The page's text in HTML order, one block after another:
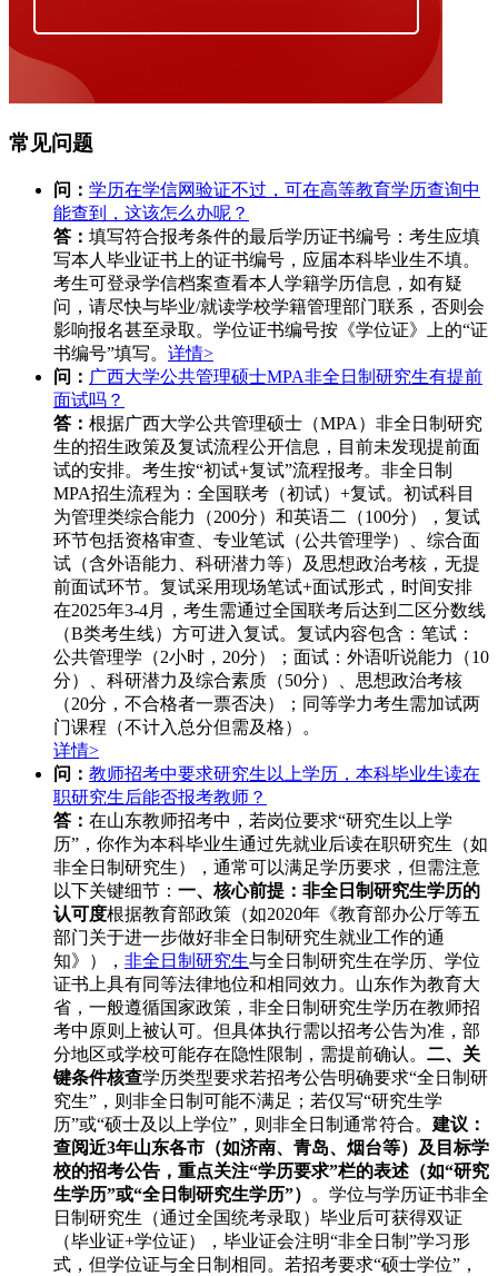
常见问题
问： 学历在学信网验证不过，可在高等教育学历查询中
能查到，这该怎么办呢？
答： 填写符合报考条件的最后学历证书编号：考生应填
写本人毕业证书上的证书编号，应届本科毕业生不填。
考生可登录学信档案查看本人学籍学历信息，如有疑
问，请尽快与毕业/就读学校学籍管理部门联系，否则会
影响报名甚至录取。学位证书编号按《学位证》上的“证
书编号”填写。 详情>
问： 广西大学公共管理硕士MPA非全日制研究生有提前
面试吗？
答： 根据广西大学公共管理硕士（MPA）非全日制研究
生的招生政策及复试流程公开信息，目前未发现提前面
试的安排。考生按“初试+复试”流程报考。非全日制
MPA招生流程为：全国联考（初试）+复试。初试科目
为管理类综合能力（200分）和英语二（100分），复试
环节包括资格审查、专业笔试（公共管理学）、综合面
试（含外语能力、科研潜力等）及思想政治考核，无提
前面试环节。复试采用现场笔试+面试形式，时间安排
在2025年3-4月，考生需通过全国联考后达到二区分数线
（B类考生线）方可进入复试。复试内容包含：笔试：
公共管理学（2小时，20分）；面试：外语听说能力（10
分）、科研潜力及综合素质（50分）、思想政治考核
（20分，不合格者一票否决）；同等学力考生需加试两
门课程（不计入总分但需及格）。
详情>
问： 教师招考中要求研究生以上学历，本科毕业生读在
职研究生后能否报考教师？
答： 在山东教师招考中，若岗位要求“研究生以上学
历”，你作为本科毕业生通过先就业后读在职研究生（如
非全日制研究生），通常可以满足学历要求，但需注意
以下关键细节： 一、核心前提：非全日制研究生学历的
认可度根据教育部政策（如2020年《教育部办公厅等五
部门关于进一步做好非全日制研究生就业工作的通
知》）， 非全日制研究生与全日制研究生在学历、学位
证书上具有同等法律地位和相同效力。山东作为教育大
省，一般遵循国家政策，非全日制研究生学历在教师招
考中原则上被认可。但具体执行需以招考公告为准，部
分地区或学校可能存在隐性限制，需提前确认。 二、关
键条件核查学历类型要求若招考公告明确要求“全日制研
究生”，则非全日制可能不满足；若仅写“研究生学
历”或“硕士及以上学位”，则非全日制通常符合。 建议：
查阅近3年山东各市（如济南、青岛、烟台等）及目标学
校的招考公告，重点关注“学历要求”栏的表述（如“研究
生学历”或“全日制研究生学历”）
。学位与学历证书非全
日制研究生（通过全国统考录取）毕业后可获得双证
（毕业证+学位证），毕业证会注明“非全日制”学习形
式，但学位证与全日制相同。若招考要求“硕士学位”，